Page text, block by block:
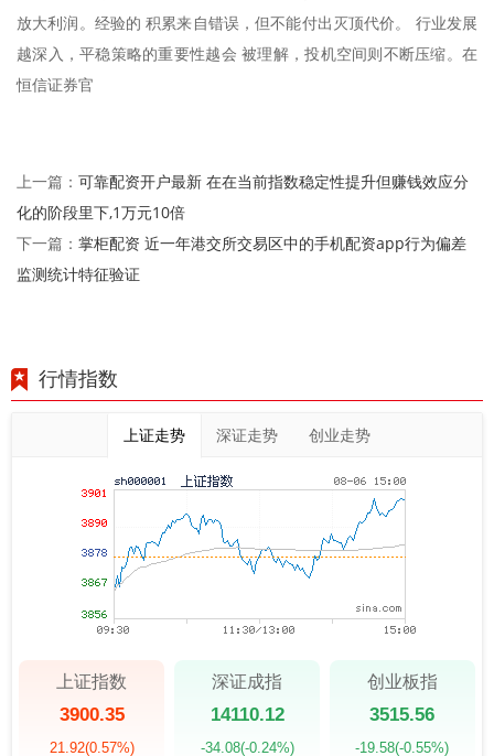
放大利润。经验的 积累来自错误，但不能付出灭顶代价。 行业发展
越深入，平稳策略的重要性越会 被理解，投机空间则不断压缩。在
恒信证券官
上一篇： 可靠配资开户最新 在在当前指数稳定性提升但赚钱效应分
化的阶段里下,1万元10倍
下一篇： 掌柜配资 近一年港交所交易区中的手机配资app行为偏差
监测统计特征验证
行情指数
上证走势 深证走势 创业走势
上证指数
3900.35
21.92(0.57%)
深证成指
14110.12
-34.08(-0.24%)
创业板指
3515.56
-19.58(-0.55%)